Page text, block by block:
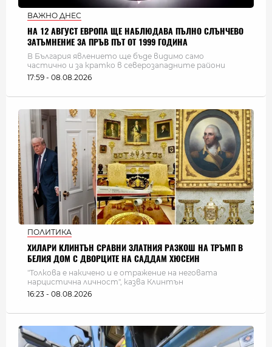
ВАЖНО ДНЕС
НА 12 АВГУСТ ЕВРОПА ЩЕ НАБЛЮДАВА ПЪЛНО СЛЪНЧЕВО
ЗАТЪМНЕНИЕ ЗА ПРЪВ ПЪТ ОТ 1999 ГОДИНА
В България явлението ще бъде видимо само
частично и за кратко в северозападните райони
17:59 - 08.08.2026
ПОЛИТИКА
ХИЛАРИ КЛИНТЪН СРАВНИ ЗЛАТНИЯ РАЗКОШ НА ТРЪМП В
БЕЛИЯ ДОМ С ДВОРЦИТЕ НА САДДАМ ХЮСЕИН
"Толкова е накичено и е отражение на неговата
нарцистична личност", казва Клинтън
16:23 - 08.08.2026